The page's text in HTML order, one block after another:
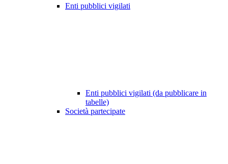
Enti pubblici vigilati
Enti pubblici vigilati (da pubblicare in
tabelle)
Società partecipate